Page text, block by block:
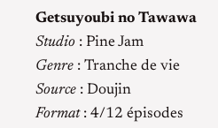
Getsuyoubi no Tawawa
Studio : Pine Jam
Genre : Tranche de vie
Source : Doujin
Format: 4/12 épisodes